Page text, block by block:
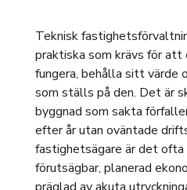
Teknisk
praktiska som krävs för att
fungera, behålla sitt värde
som ställs på den. Det är
byggnad som sakta
efter år utan oväntade
fastighetsägare är det ofta
förutsägbar, planerad